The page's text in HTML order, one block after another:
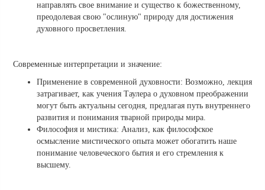
направлять свое внимание и существо к божественному,
преодолевая свою "ослиную" природу для достижения
духовного просветления.
Современные интерпретации и значение:
Применение в современной духовности: Возможно, лекция
затрагивает, как учения Таулера о духовном преображении
могут быть актуальны сегодня, предлагая путь внутреннего
развития и понимания тварной природы мира.
Философия и мистика: Анализ, как философское
осмысление мистического опыта может обогатить наше
понимание человеческого бытия и его стремления к
высшему.